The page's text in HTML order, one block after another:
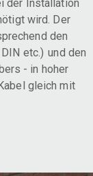
der Installation
wird. Der
den
etc.) und den
- in hoher
gleich mit